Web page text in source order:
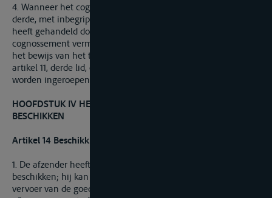
4. Wanneer het cognossement is overgedragen aan een
derde, met inbegrip van de geadresseerde, die te goeder trouw
heeft gehandeld door zich te baseren op de in het
cognossement vermelde omschrijving van de goederen, kan
het bewijs van het tegengestelde van het vermoeden van
artikel 11, derde lid, en artikel 12, tweede lid, niet tegen hem
worden ingeroepen.
HOOFDSTUK IV HET RECHT OM OVER DE GOEDEREN TE
BESCHIKKEN
Artikel 14 Beschikkingsgerechtigde
1. De afzender heeft het recht over de goederen te
beschikken; hij kan met name eisen dat de vervoerder het
vervoer van de goederen niet voortzet, dat hij de plaats van